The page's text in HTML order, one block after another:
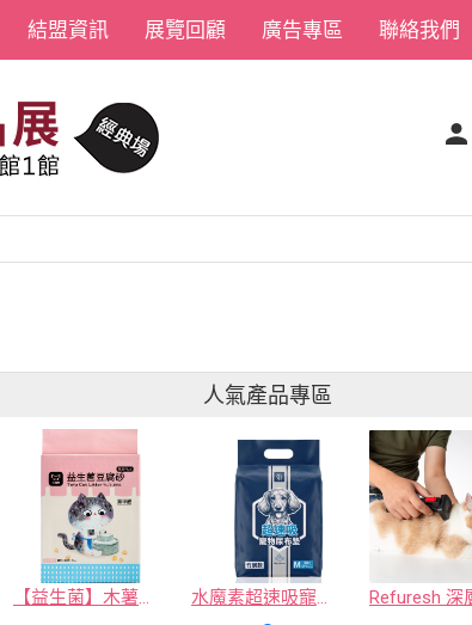
結盟資訊 展覽回顧 廣告專區 聯絡我們
人氣產品專區
【益生菌】木薯豆腐砂/豆腐砂 (1包最低$119起)抽貓砂機 水魔素超速吸寵物尿布墊買1送1